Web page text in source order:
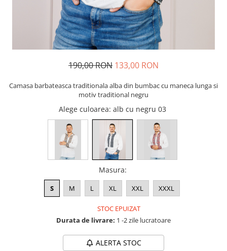
190,00 RON 133,00 RON
Camasa barbateasca traditionala alba din bumbac cu maneca lunga si
motiv traditional negru
Alege culoarea: alb cu negru 03
Masura:
S M L XL XXL XXXL
STOC EPUIZAT
Durata de livrare: 1 -2 zile lucratoare
ALERTA STOC